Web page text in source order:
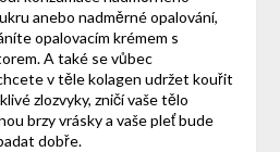
anebo nadměrné opalování,
opalovacím krémem s
A také se vůbec
v těle kolagen udržet kouřit
zlozvyky, zničí vaše tělo
brzy vrásky a vaše pleť bude
dobře.